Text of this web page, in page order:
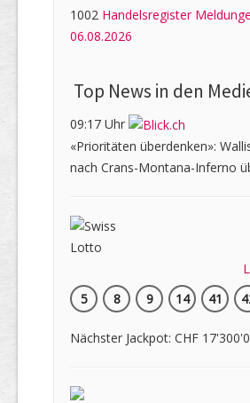
1002 Handelsregister
06.08.2026
Top News in den
09:17 Uhr
«Prioritäten überdenken»:
nach Crans-Montana-Inferno
5
8 9 14 41
Nächster Jackpot: CHF